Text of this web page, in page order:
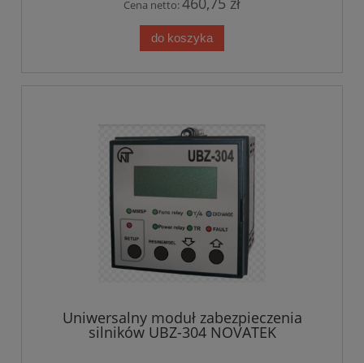
Cena netto:
do koszyka
Uniwersalny moduł zabezpieczenia
silników UBZ-304 NOVATEK